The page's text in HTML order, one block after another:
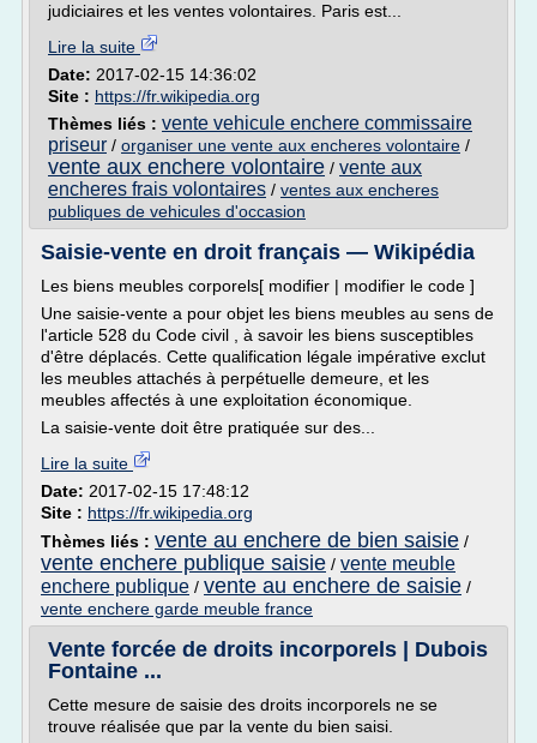
judiciaires et les ventes volontaires. Paris est...
Lire la suite
Date: 2017-02-15 14:36:02
Site : https://fr.wikipedia.org
Thèmes liés : vente vehicule enchere commissaire
priseur / organiser une vente aux encheres volontaire /
vente aux enchere volontaire / vente aux
encheres frais volontaires / ventes aux encheres
publiques de vehicules d'occasion
Saisie-vente en droit français — Wikipédia
Les biens meubles corporels[ modifier | modifier le code ]
Une saisie-vente a pour objet les biens meubles au sens de
l'article 528 du Code civil , à savoir les biens susceptibles
d'être déplacés. Cette qualification légale impérative exclut
les meubles attachés à perpétuelle demeure, et les
meubles affectés à une exploitation économique.
La saisie-vente doit être pratiquée sur des...
Lire la suite
Date: 2017-02-15 17:48:12
Site : https://fr.wikipedia.org
Thèmes liés : vente au enchere de bien saisie /
vente enchere publique saisie / vente meuble
enchere publique / vente au enchere de saisie /
vente enchere garde meuble france
Vente forcée de droits incorporels | Dubois
Fontaine ...
Cette mesure de saisie des droits incorporels ne se
trouve réalisée que par la vente du bien saisi.